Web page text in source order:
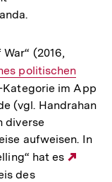
(2016,
politischen
im App
(vgl. Handrahan
diverse
aufweisen. In
hat es
des